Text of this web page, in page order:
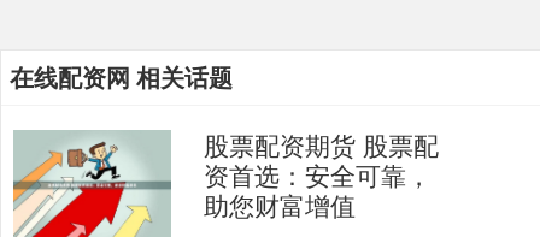
在线配资网 相关话题
股票配资期货 股票配
资首选：安全可靠，
助您财富增值